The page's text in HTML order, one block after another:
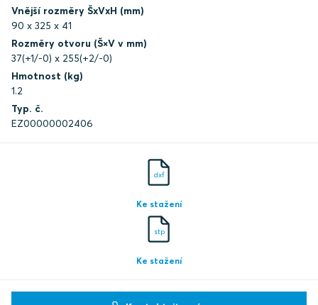
Vnější rozměry ŠxVxH (mm)
90 x 325 x 41
Rozměry otvoru (Š×V v mm)
37(+1/-0) x 255(+2/-0)
Hmotnost (kg)
1.2
Typ. č.
EZ00000002406
dxf
Ke stažení
stp
Ke stažení